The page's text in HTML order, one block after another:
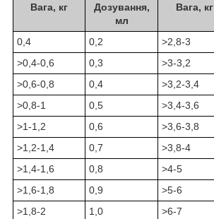
Вага, кг
Дозування,
мл
Вага, кг
0,4
0,2 >2,8-3
>0,4-0,6
0,3 >3-3,2
>0,6-0,8
0,4 >3,2-3,4
>0,8-1
0,5 >3,4-3,6
>1-1,2
0,6 >3,6-3,8
>1,2-1,4
0,7 >3,8-4
>1,4-1,6
0,8 >4-5
>1,6-1,8
0,9 >5-6
>1,8-2
1,0 >6-7